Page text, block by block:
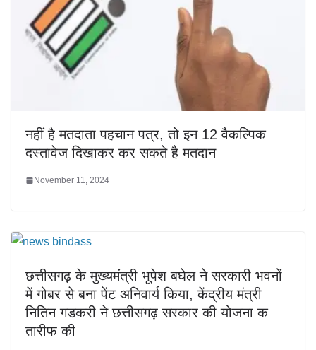
नहीं है मतदाता पहचान पत्र, तो इन 12 वैकल्पिक
दस्तावेज दिखाकर कर सकते है मतदान
November 11, 2024
छत्तीसगढ़ के मुख्यमंत्री भूपेश बघेल ने सरकारी भवनों
में गोबर से बना पेंट अनिवार्य किया, केंद्रीय मंत्री
नितिन गडकरी ने छत्तीसगढ़ सरकार की योजना क
तारीफ की